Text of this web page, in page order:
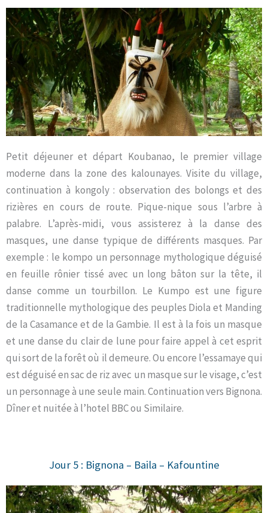
Petit déjeuner et départ Koubanao, le premier village
moderne dans la zone des kalounayes. Visite du village,
continuation à kongoly : observation des bolongs et des
rizières en cours de route. Pique-nique sous l’arbre à
palabre. L’après-midi, vous assisterez à la danse des
masques, une danse typique de différents masques. Par
exemple : le kompo un personnage mythologique déguisé
en feuille rônier tissé avec un long bâton sur la tête, il
danse comme un tourbillon. Le Kumpo est une figure
traditionnelle mythologique des peuples Diola et Manding
de la Casamance et de la Gambie. Il est à la fois un masque
et une danse du clair de lune pour faire appel à cet esprit
qui sort de la forêt où il demeure. Ou encore l’essamaye qui
est déguisé en sac de riz avec un masque sur le visage, c’est
un personnage à une seule main. Continuation vers Bignona.
Dîner et nuitée à l’hotel BBC ou Similaire.
Jour 5 : Bignona – Baila – Kafountine